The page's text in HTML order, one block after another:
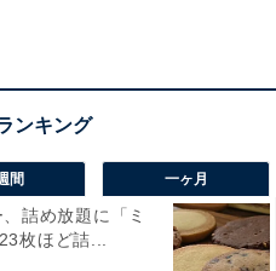
間 一ヶ月
詰め放題に「ミ
枚ほど詰...